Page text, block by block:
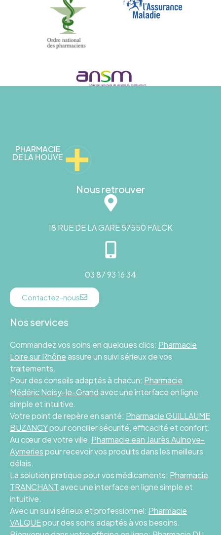
PHARMACIE
DE LA HOUVE
Nous retrouver
18 RUE DE LA GARE 57550 FALCK
03 87 93 16 34
Contactez-nous
Nos services
Commandez vos soins en quelques clics: Pharmacie
Loire sur Rhôneassure un suivi sérieux de vos
traitements.
Pour des conseils adaptés à chacun: Pharmacie
Médéric Noisy-le-Grandavec une interface en ligne
simple et intuitive.
Votre point de repère en santé: Pharmacie GUILLAUME
BUZANCYpour concilier sécurité, efficacité et confort.
Au cœur de votre ville, Pharmacie ean Jaurès Aulnoye-
Aymeriespour recevoir vos produits dans les meilleurs
délais.
La solution pratique pour vos médicaments: Pharmacie
TRANCHANTavec une interface en ligne simple et
intuitive.
Avec un suivi sérieux et professionnel: Pharmacie
VALQUEpour des soins adaptés à vos besoins.